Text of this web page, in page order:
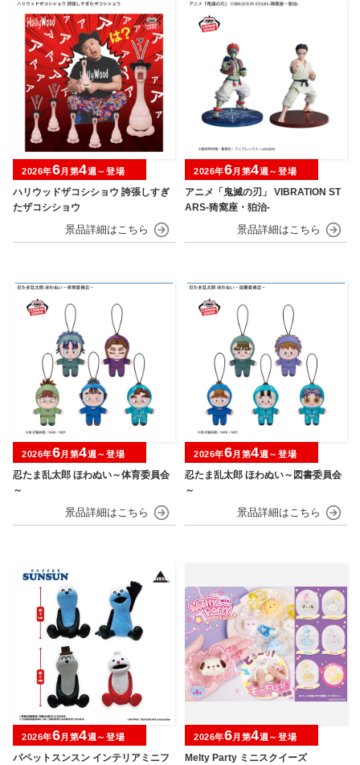
ハリウッドザコシショウ 誇張しすぎ
たザコシショウ
2026年6月第4週～登場
アニメ「鬼滅の刃」 VIBRATION ST
ARS-猗窩座・狛治-
2026年6月第4週～登場
忍たま乱太郎 ほわぬい～体育委員会
～
2026年6月第4週～登場
忍たま乱太郎 ほわぬい～図書委員会
～
2026年6月第4週～登場
パペットスンスン インテリアミニフ
2026年6月第4週～登場
Melty Party ミニスクイーズ
2026年6月第4週～登場